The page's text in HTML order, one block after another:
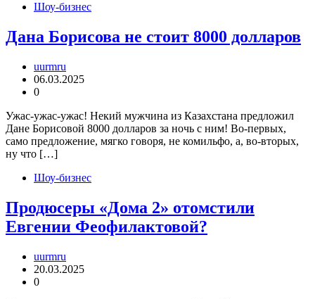
Шоу-бизнес
Дана Борисова не стоит 8000 долларов
uurmru
06.03.2025
0
Ужас-ужас-ужас! Некий мужчина из Казахстана предложил
Дане Борисовой 8000 долларов за ночь с ним! Во-первых,
само предложение, мягко говоря, не комильфо, а, во-вторых,
ну что […]
Шоу-бизнес
Продюсеры «Дома 2» отомстили
Евгении Феофилактовой?
uurmru
20.03.2025
0